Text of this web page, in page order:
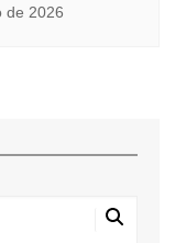
de 2026